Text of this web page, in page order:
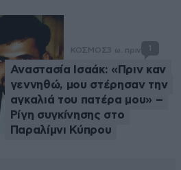
ΚΟΣΜΟΣ3 ω. πριν 1
Αναστασία Ισαάκ: «Πριν καν
γεννηθώ, μου στέρησαν την
αγκαλιά του πατέρα μου» –
Ρίγη συγκίνησης στο
Παραλίμνι Κύπρου